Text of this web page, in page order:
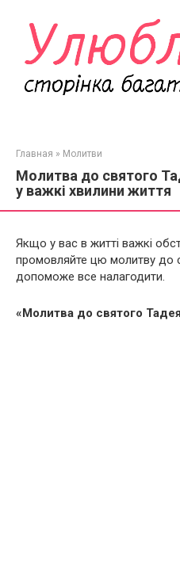
контенту
Главная » Молитви
Молитва до святого
у важкі хвилини життя
Якщо у вас в житті важкі
промовляйте цю молитву до
допоможе все налагодити.
«Молитва до святого